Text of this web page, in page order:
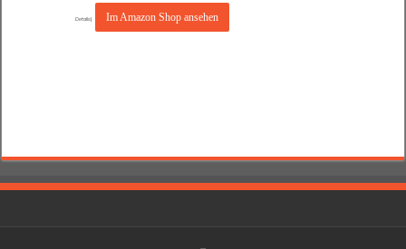
Details) Im Amazon Shop ansehen